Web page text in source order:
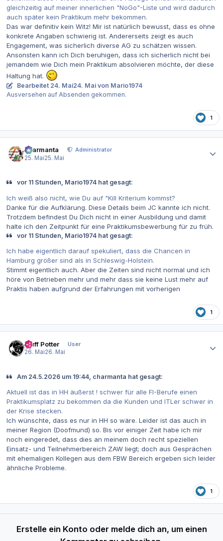
gleichzeitig auf meiner innerlichen "NoGo"-Liste und wird dadurch
auch später kein Praktikum mehr bekommen.
Das war definitiv kein Witz! Mir ist natürlich bewusst, dass es ohne
konkrete Angaben schwierig ist. Andererseits zeigt es auch
Engagement, was sicherlich diverse AG zu schätzen wissen.
Ansonsten kann ich Dich beruhigen, dass ich sicherlich nicht bei
jemandem wie Dich mein Praktikum absolvieren möchte, der diese
Haltung hat.
Bearbeitet 24. Mai24. Mai von Mario1974
Ausversehen auf Absenden gekommen.
1
charmanta
Administrator
25. Mai25. Mai
vor 11 Stunden, Mario1974 hat gesagt:
Ich weiß also nicht, wie Du auf "Kill Kriterium kommst?
Danke für die Aufklärung. Diese Details beim JC kannte ich nicht.
Trotzdem befindest Du Dich nicht in einer Ausbildung und damit
halte ich den Zeitpunkt für eine Praktikumsbewerbung für zu früh.
vor 11 Stunden, Mario1974 hat gesagt:
Ich habe eigentlich darauf spekuliert, dass die Chancen in
Hamburg größer sind als in Schleswig-Holstein.
Stimmt eigentlich auch. Aber die Zeiten sind nicht normal und ich
höre von Betrieben mehr und mehr dass sie keine Lust mehr auf
Praktis haben aufgrund der Erfahrungen mit vorherigen
1
Muff Potter
User
26. Mai26. Mai
Am 24.5.2026 um 19:44, charmanta hat gesagt:
Aktuell ist das in HH äußerst ! schwer für alle FI-Berufe einen
Praktikumsplatz zu bekommen da die Kunden und ITLer schwer in
der Krise stecken.
Ich wünschte, dass es nur in HH so wäre. Leider ist das auch in
meiner Region (Doofmund) so. Bis vor einiger Zeit habe ich mir
noch eingeredet, dass dies an meinem doch recht speziellen
Einsatz- und Teilnehmerbereich ZAW liegt; doch aus Gesprächen
mit ehemaligen Kollegen aus dem FBW Bereich ergeben sich leider
ähnliche Probleme.
1
Erstelle ein Konto oder melde dich an, um einen